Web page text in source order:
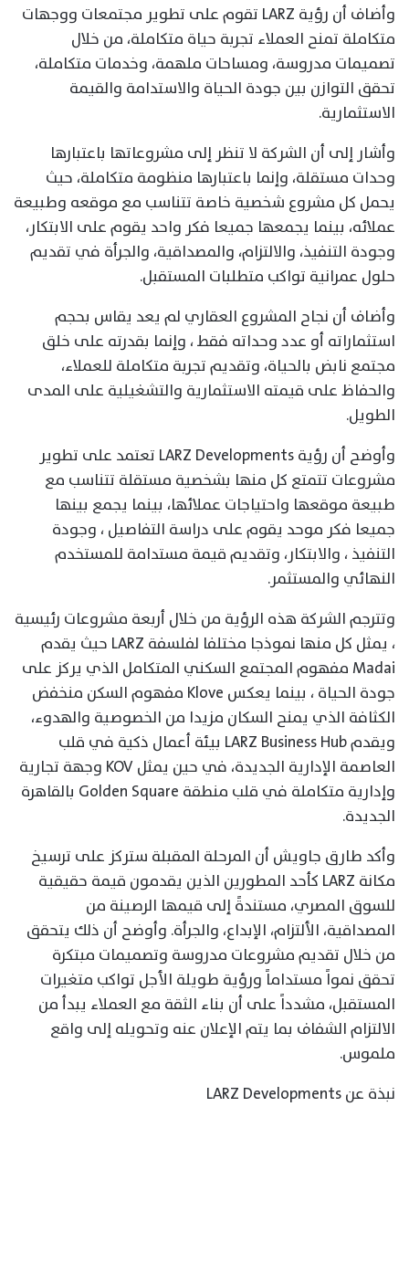
وأضاف أن رؤية LARZ تقوم على تطوير مجتمعات ووجهات
متكاملة تمنح العملاء تجربة حياة متكاملة، من خلال
تصميمات مدروسة، ومساحات ملهمة، وخدمات متكاملة،
تحقق التوازن بين جودة الحياة والاستدامة والقيمة
الاستثمارية.
وأشار إلى أن الشركة لا تنظر إلى مشروعاتها باعتبارها
وحدات مستقلة، وإنما باعتبارها منظومة متكاملة، حيث
يحمل كل مشروع شخصية خاصة تتناسب مع موقعه وطبيعة
عملائه، بينما يجمعها جميعا فكر واحد يقوم على الابتكار،
وجودة التنفيذ، والالتزام، والمصداقية، والجرأة في تقديم
حلول عمرانية تواكب متطلبات المستقبل.
وأضاف أن نجاح المشروع العقاري لم يعد يقاس بحجم
استثماراته أو عدد وحداته فقط ، وإنما بقدرته على خلق
مجتمع نابض بالحياة، وتقديم تجربة متكاملة للعملاء،
والحفاظ على قيمته الاستثمارية والتشغيلية على المدى
الطويل.
وأوضح أن رؤية LARZ Developments تعتمد على تطوير
مشروعات تتمتع كل منها بشخصية مستقلة تتناسب مع
طبيعة موقعها واحتياجات عملائها، بينما يجمع بينها
جميعا فكر موحد يقوم على دراسة التفاصيل ، وجودة
التنفيذ ، والابتكار، وتقديم قيمة مستدامة للمستخدم
النهائي والمستثمر.
وتترجم الشركة هذه الرؤية من خلال أربعة مشروعات رئيسية
، يمثل كل منها نموذجا مختلفا لفلسفة LARZ حيث يقدم
Madai مفهوم المجتمع السكني المتكامل الذي يركز على
جودة الحياة ، بينما يعكس Klove مفهوم السكن منخفض
الكثافة الذي يمنح السكان مزيدا من الخصوصية والهدوء،
ويقدم LARZ Business Hub بيئة أعمال ذكية في قلب
العاصمة الإدارية الجديدة، في حين يمثل KOV وجهة تجارية
وإدارية متكاملة في قلب منطقة Golden Square بالقاهرة
الجديدة.
وأكد طارق جاويش أن المرحلة المقبلة ستركز على ترسيخ
مكانة LARZ كأحد المطورين الذين يقدمون قيمة حقيقية
للسوق المصري، مستندةً إلى قيمها الرصينة من
المصداقية، الألتزام، الإبداع، والجرأة. وأوضح أن ذلك يتحقق
من خلال تقديم مشروعات مدروسة وتصميمات مبتكرة
تحقق نمواً مستداماً ورؤية طويلة الأجل تواكب متغيرات
المستقبل، مشدداً على أن بناء الثقة مع العملاء يبدأ من
الالتزام الشفاف بما يتم الإعلان عنه وتحويله إلى واقع
ملموس.
نبذة عن LARZ Developments